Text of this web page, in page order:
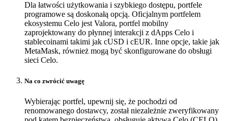
Dla łatwości użytkowania i szybkiego dostępu, portfele
programowe są doskonałą opcją. Oficjalnym portfelem
ekosystemu Celo jest Valora, portfel mobilny
zaprojektowany do płynnej interakcji z dApps Celo i
stablecoinami takimi jak cUSD i cEUR. Inne opcje, takie jak
MetaMask, również mogą być skonfigurowane do obsługi
sieci Celo.
Na co zwrócić uwagę
Wybierając portfel, upewnij się, że pochodzi od
renomowanego dostawcy, został niezależnie zweryfikowany